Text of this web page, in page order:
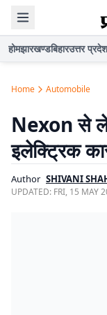
होमझारखण्डबिहारउत्तर प्रदेश
Home Automobile
Nexon से
इलेक्ट्रिक
Author SHIVANI
UPDATED: FRI, 15 MAY